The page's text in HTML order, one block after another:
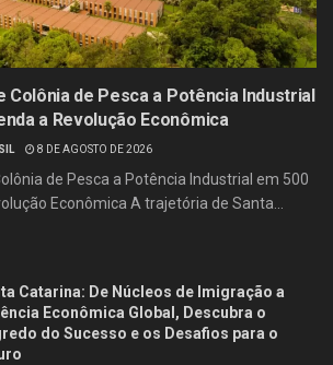
Colônia de Pesca a Potência Industrial
a Revolução Econômica
8 DE AGOSTO DE 2026
de Pesca a Potência Industrial em 500
Econômica A trajetória de Santa...
Catarina: De Núcleos de Imigração a
Econômica Global, Descubra o
do Sucesso e os Desafios para o